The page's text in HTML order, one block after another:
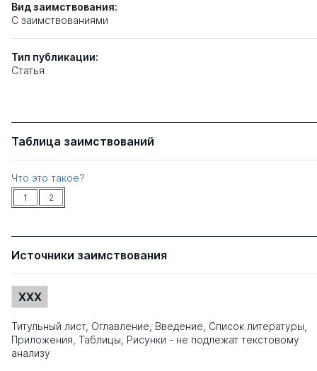
Вид заимствования:
C заимствованиями
Тип публикации:
Статья
Таблица заимствований
Что это такое?
1 2
Источники заимствования
XXX
Титульный лист, Оглавление, Введение, Список литературы,
Приложения, Таблицы, Рисунки - не подлежат текстовому
анализу